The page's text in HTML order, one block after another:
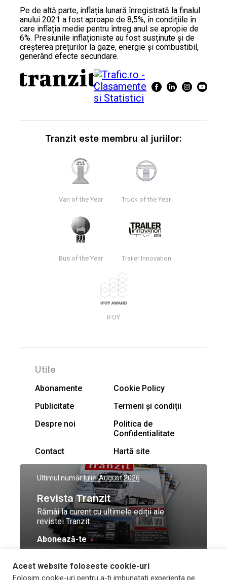
Pe de altă parte, inflația lunară înregistrată la finalul
anului 2021 a fost aproape de 8,5%, în condițiile în
care inflația medie pentru întreg anul se apropie de
6%. Presiunile inflaționiste au fost susținute și de
creșterea prețurilor la gaze, energie și combustibil,
generând efecte secundare.
Tranzit este membru al juriilor:
Van of the Year Truck of the Year
Bus of the Year Trailer Innovation
IFOY
Utile
Abonamente
Cookie Policy
Publicitate
Termeni și condiții
Despre noi
Politica de
Confidentialitate
Contact
Hartă site
Ultimul număr:Iulie-August 2026
Revista Tranzit
Rămâi la curent cu ultimele ediții ale
revistei Tranzit
Abonează-te
© Toate drepturile
Design by
Acest website foloseste cookie-uri
Folosim cookie-uri pentru a-ti imbunatati experienta pe